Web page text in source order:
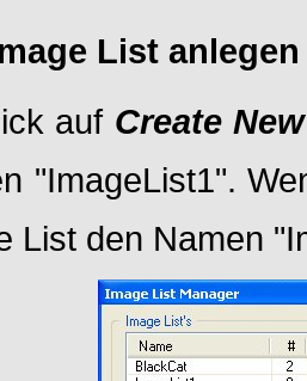
List anlegen
auf Create
"ImageList1".
List den Namen